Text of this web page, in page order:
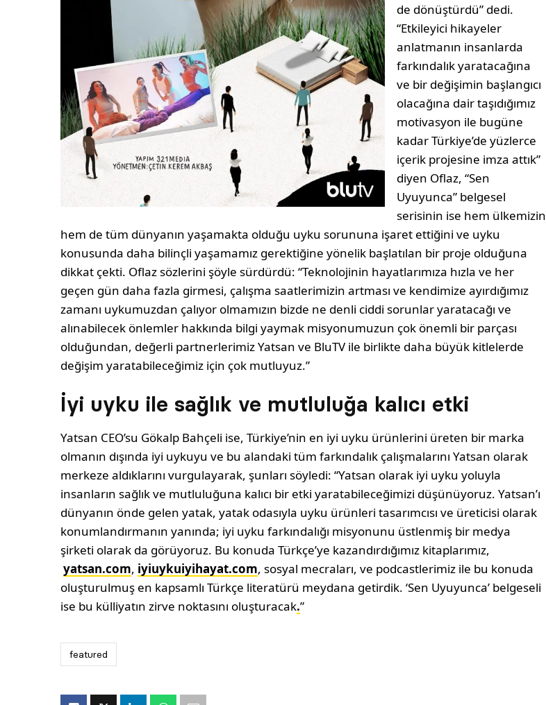
de dönüştürdü” dedi.
“Etkileyici hikayeler
anlatmanın insanlarda
farkındalık yaratacağına
ve bir değişimin başlangıcı
olacağına dair taşıdığımız
motivasyon ile bugüne
kadar Türkiye’de yüzlerce
içerik projesine imza attık”
diyen Oflaz, “Sen
Uyuyunca” belgesel
serisinin ise hem ülkemizin
hem de tüm dünyanın yaşamakta olduğu uyku sorununa işaret ettiğini ve uyku
konusunda daha bilinçli yaşamamız gerektiğine yönelik başlatılan bir proje olduğuna
dikkat çekti. Oflaz sözlerini şöyle sürdürdü: “Teknolojinin hayatlarımıza hızla ve her
geçen gün daha fazla girmesi, çalışma saatlerimizin artması ve kendimize ayırdığımız
zamanı uykumuzdan çalıyor olmamızın bizde ne denli ciddi sorunlar yaratacağı ve
alınabilecek önlemler hakkında bilgi yaymak misyonumuzun çok önemli bir parçası
olduğundan, değerli partnerlerimiz Yatsan ve BluTV ile birlikte daha büyük kitlelerde
değişim yaratabileceğimiz için çok mutluyuz.”
İyi uyku ile sağlık ve mutluluğa kalıcı etki
Yatsan CEO’su Gökalp Bahçeli ise, Türkiye’nin en iyi uyku ürünlerini üreten bir marka
olmanın dışında iyi uykuyu ve bu alandaki tüm farkındalık çalışmalarını Yatsan olarak
merkeze aldıklarını vurgulayarak, şunları söyledi: “Yatsan olarak iyi uyku yoluyla
insanların sağlık ve mutluluğuna kalıcı bir etki yaratabileceğimizi düşünüyoruz. Yatsan’ı
dünyanın önde gelen yatak, yatak odasıyla uyku ürünleri tasarımcısı ve üreticisi olarak
konumlandırmanın yanında; iyi uyku farkındalığı misyonunu üstlenmiş bir medya
şirketi olarak da görüyoruz. Bu konuda Türkçe’ye kazandırdığımız kitaplarımız,
yatsan.com, iyiuykuiyihayat.com, sosyal mecraları, ve podcastlerimiz ile bu konuda
oluşturulmuş en kapsamlı Türkçe literatürü meydana getirdik. ‘Sen Uyuyunca’ belgeseli
ise bu külliyatın zirve noktasını oluşturacak.”
featured